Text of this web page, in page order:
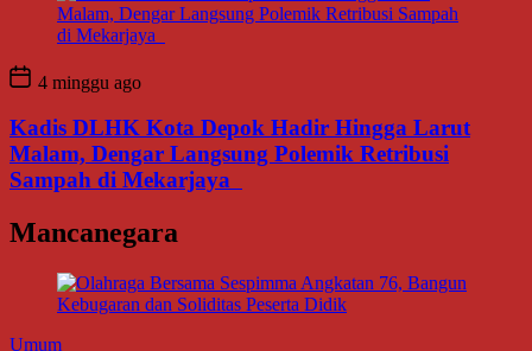
4 minggu ago
Kadis DLHK Kota Depok Hadir Hingga Larut
Malam, Dengar Langsung Polemik Retribusi
Sampah di Mekarjaya
Mancanegara
Umum